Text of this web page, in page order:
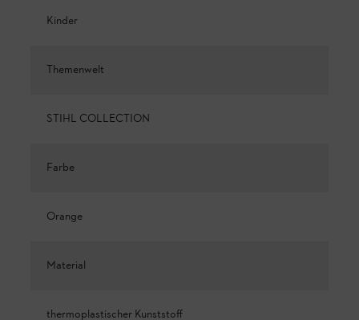
Kinder
Themenwelt
STIHL COLLECTION
Farbe
Orange
Material
thermoplastischer Kunststoff